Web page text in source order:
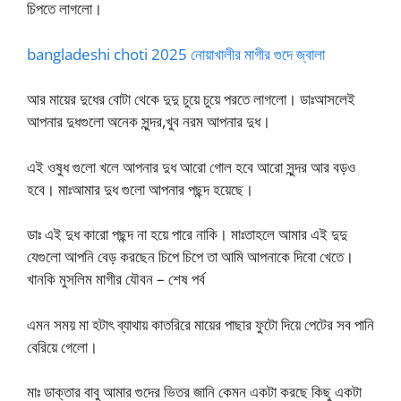
চিপতে লাগলো।
bangladeshi choti 2025 নোয়াখালীর মাগীর গুদে জ্বালা
আর মায়ের দুধের বোটা থেকে দুদু চুয়ে চুয়ে পরতে লাগলো। ডাঃআসলেই
আপনার দুধগুলো অনেক সুন্দর,খুব নরম আপনার দুধ।
এই ওষুধ গুলো খলে আপনার দুধ আরো গোল হবে আরো সুন্দর আর বড়ও
হবে। মাঃআমার দুধ গুলো আপনার পছন্দ হয়েছে।
ডাঃ এই দুধ কারো পছন্দ না হয়ে পারে নাকি। মাঃতাহলে আমার এই দুদু
যেগুলো আপনি বেড় করছেন চিপে চিপে তা আমি আপনাকে দিবো খেতে।
খানকি মুসলিম মাগীর যৌবন – শেষ পর্ব
এমন সময় মা হটাৎ ব্যাথায় কাতরিরে মায়ের পাছার ফুটো দিয়ে পেটের সব পানি
বেরিয়ে গেলো।
মাঃ ডাক্তার বাবু আমার গুদের ভিতর জানি কেমন একটা করছে কিছু একটা